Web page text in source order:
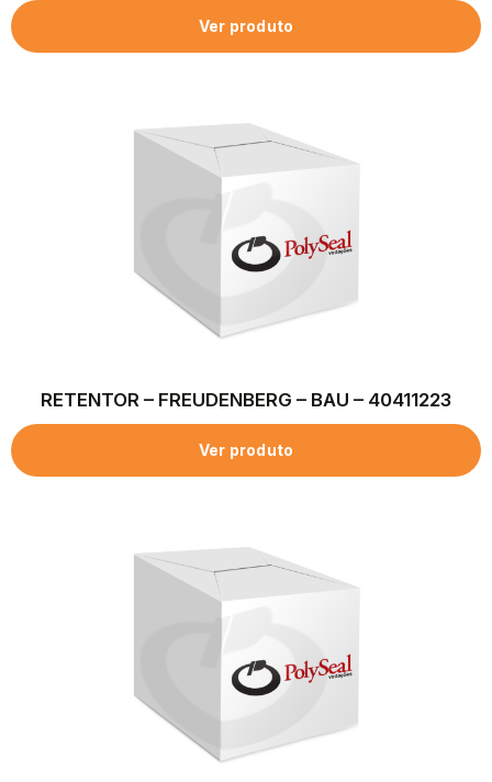
Ver produto
RETENTOR – FREUDENBERG – BAU – 40411223
Ver produto